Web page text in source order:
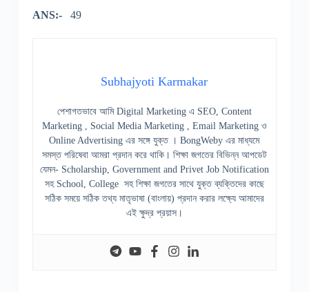
ANS:-49
Subhajyoti Karmakar
পেশাগতভাবে আমি Digital Marketing এ SEO, Content
Marketing , Social Media Marketing , Email Marketing ও
Online Advertising এর সঙ্গে যুক্ত । BongWeby এর মাধ্যমে
সমস্ত পরিষেবা আমরা প্রদান করে থাকি। শিক্ষা জগতের বিভিন্ন আপডেট
যেমন- Scholarship, Government and Privet Job Notification
সহ School, College সহ শিক্ষা জগতের সাথে যুক্ত ব্যক্তিদের কাছে
সঠিক সময়ে সঠিক তথ্য মাতৃভাষা (বাংলায়) প্রদান করার লক্ষ্যে আমাদের
এই ক্ষুদ্র প্রয়াস।